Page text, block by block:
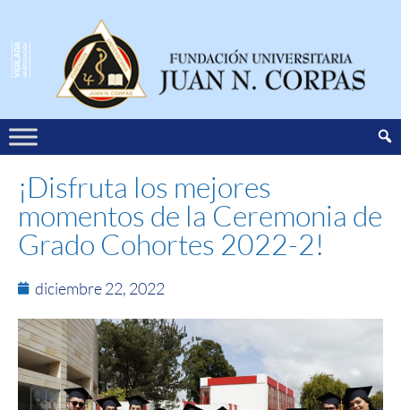
¡Disfruta los mejores
momentos de la Ceremonia de
Grado Cohortes 2022-2!
diciembre 22, 2022